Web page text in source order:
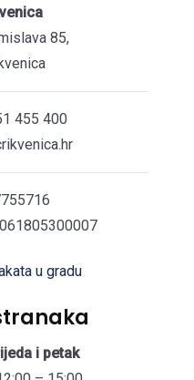
85,
455 400
u gradu
i petak